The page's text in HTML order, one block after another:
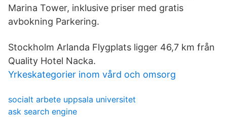
Marina Tower, inklusive priser med gratis
avbokning Parkering.
Stockholm Arlanda Flygplats ligger 46,7 km från
Quality Hotel Nacka.
Yrkeskategorier inom vård och omsorg
socialt arbete uppsala universitet
ask search engine